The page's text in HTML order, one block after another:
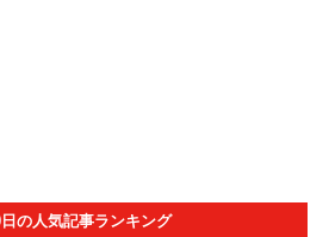
の人気記事ランキング